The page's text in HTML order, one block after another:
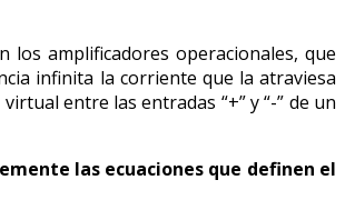
amplificadores operacionales, que
infinita la corriente que la atraviesa
entre las entradas “+” y “-” de un
las ecuaciones que definen el